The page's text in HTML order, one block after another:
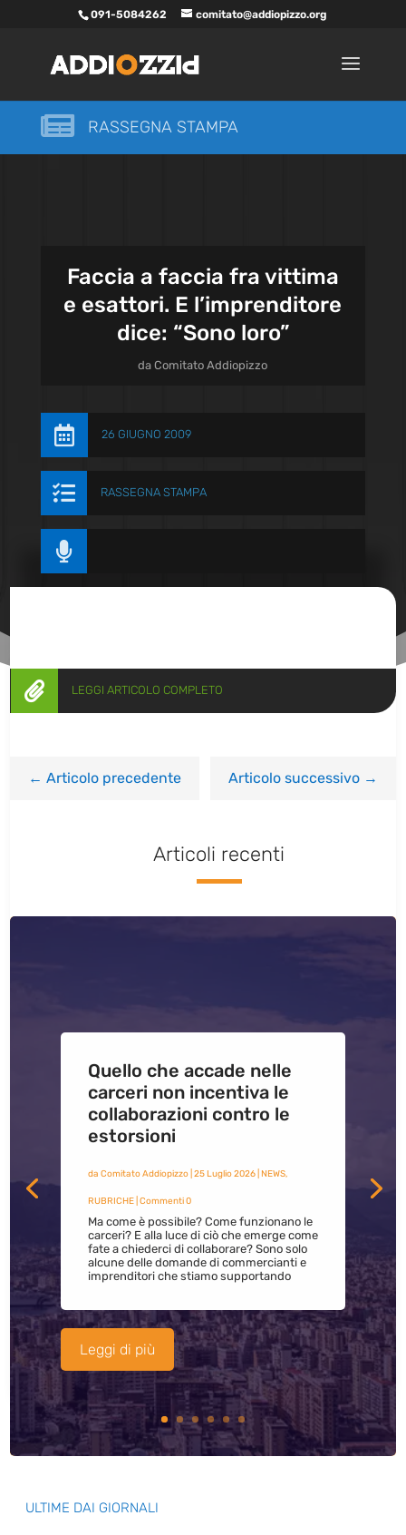
091-5084262 comitato@addiopizzo.org
 RASSEGNA STAMPA
Faccia a faccia fra vittima
e esattori. E l’imprenditore
dice: “Sono loro”
daComitato Addiopizzo
 26 GIUGNO 2009
 RASSEGNA STAMPA

 LEGGI ARTICOLO COMPLETO
←Articolo precedente Articolo successivo→
Articoli recenti
Quello che accade nelle
carceri non incentiva le
collaborazioni contro le
estorsioni
da Comitato Addiopizzo| 25 Luglio 2026| NEWS,
RUBRICHE| Commenti 0
Ma come è possibile? Come funzionano le
carceri? E alla luce di ciò che emerge come
fate a chiederci di collaborare? Sono solo
alcune delle domande di commercianti e
imprenditori che stiamo supportando
Leggi di più
ULTIME DAI GIORNALI